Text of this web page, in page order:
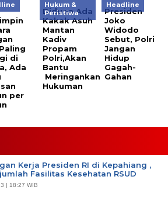
di
Ada
per
Hukum &
Peristiwa
Diduga Ada
Kakak Asuh
Mantan
Kadiv
Propam
Polri,Akan
Bantu
Meringankan
Hukuman
Headline
Presiden
Joko
Widodo
Sebut, Polri
Jangan
Hidup
Gagah-
Gahan
Kerja Presiden RI di Kepahiang ,
Fasilitas Kesehatan RSUD
| 18:27 WIB